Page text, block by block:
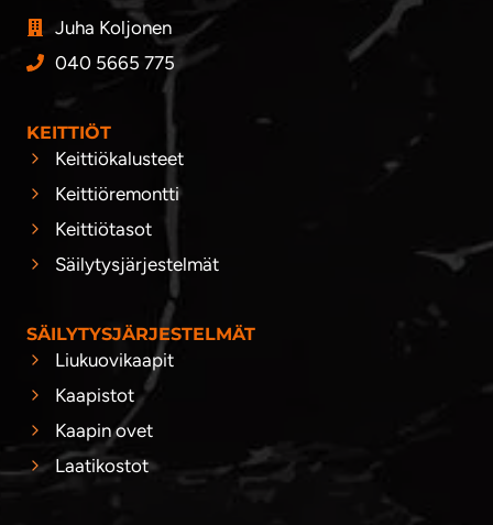
Juha Koljonen
040 5665 775
KEITTIÖT
Keittiökalusteet
Keittiöremontti
Keittiötasot
Säilytysjärjestelmät
SÄILYTYSJÄRJESTELMÄT
Liukuovikaapit
Kaapistot
Kaapin ovet
Laatikostot